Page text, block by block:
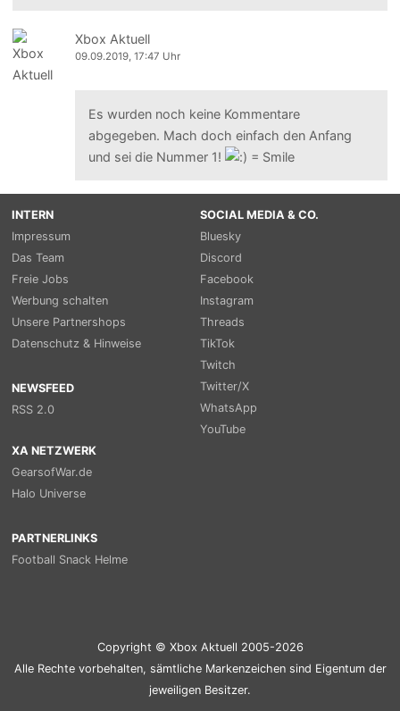
Xbox Aktuell
09.09.2019, 17:47 Uhr
Es wurden noch keine Kommentare
abgegeben. Mach doch einfach den Anfang
und sei die Nummer 1!
INTERN
Impressum
Das Team
Freie Jobs
Werbung schalten
Unsere Partnershops
Datenschutz & Hinweise
NEWSFEED
RSS 2.0
SOCIAL MEDIA & CO.
Bluesky
Discord
Facebook
Instagram
Threads
TikTok
Twitch
Twitter/X
WhatsApp
YouTube
XA NETZWERK
GearsofWar.de
Halo Universe
PARTNERLINKS
Football Snack Helme
Copyright © Xbox Aktuell 2005-2026
Alle Rechte vorbehalten, sämtliche Markenzeichen sind Eigentum der
jeweiligen Besitzer.